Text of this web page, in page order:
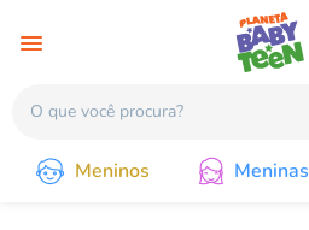
Meninos Meninas